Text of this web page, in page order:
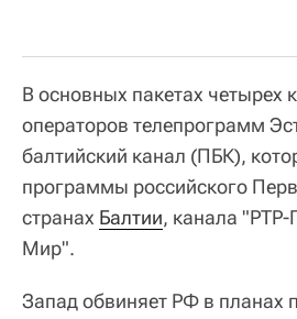
В основных пакетах четырех
операторов телепрограмм
балтийский канал (ПБК),
программы российского
странах Балтии, канала
Мир".
Запад обвиняет РФ в планах